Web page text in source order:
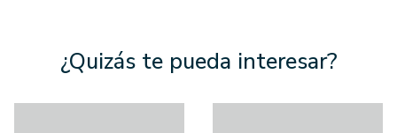
¿Quizás te pueda interesar?